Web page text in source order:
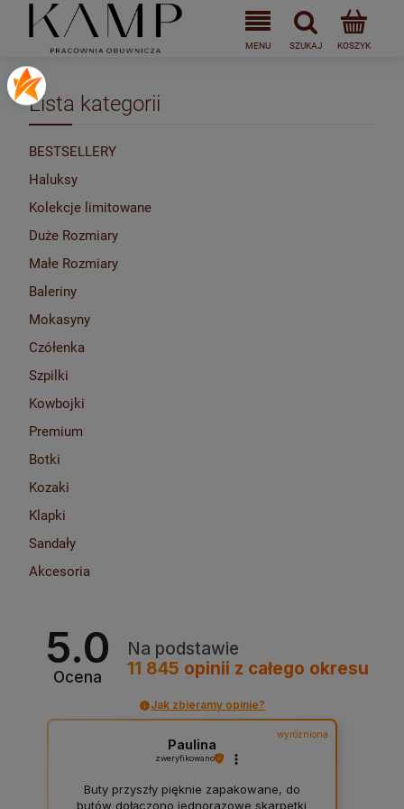
Lista kategorii
BESTSELLERY
Haluksy
Kolekcje limitowane
Duże Rozmiary
Małe Rozmiary
Baleriny
Mokasyny
Czółenka
Szpilki
Kowbojki
Premium
Botki
Kozaki
Klapki
Sandały
Akcesoria
5.0
Ocena
Na podstawie
11 845 opinii z całego okresu
Jak zbieramy opinie?
wyróżniona
Paulina
zweryfikowano
Buty przyszły pięknie zapakowane, do
butów dołączono jednorazowe skarpetki